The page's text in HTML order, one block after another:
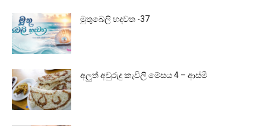
මුතුබෙලි හදවත -37
අලුත් අවුරුදු කැවිලි මේසය 4 – ආස්මී